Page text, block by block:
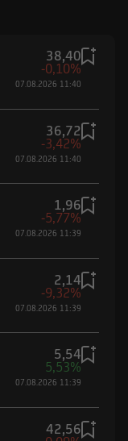
38,40
-0,10%
07.08.2026 11:40
36,72
-3,42%
07.08.2026 11:40
1,96
-5,77%
07.08.2026 11:39
2,14
-9,32%
07.08.2026 11:39
5,54
5,53%
07.08.2026 11:39
42,56